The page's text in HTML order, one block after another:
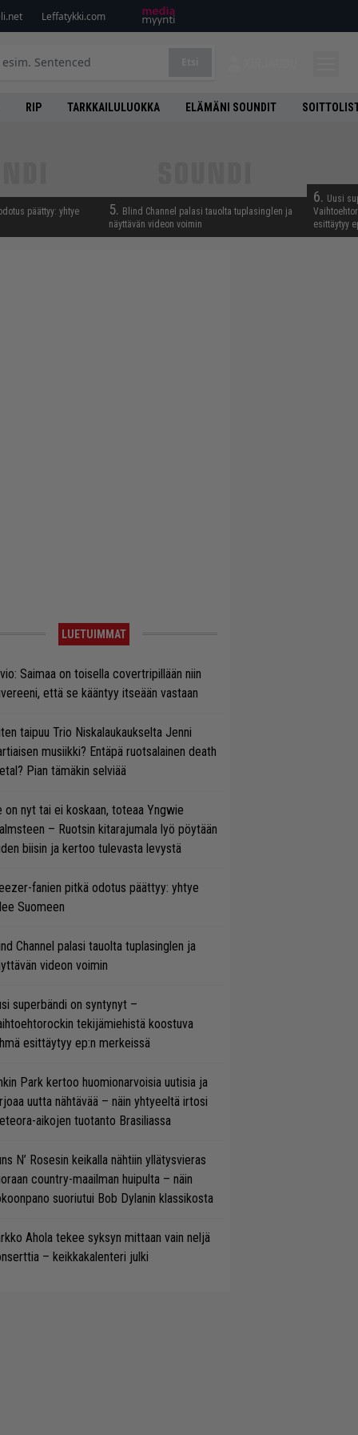
Leffatykki.com
RIP TARKKAILULUOKKA ELÄMÄNI SOUNDIT
päättyy: yhtye
5. Blind Channel palasi tauolta tuplasinglen ja
näyttävän videon voimin
6. Uusi
esittäytyy
LUETUIMMAT
Saimaa on toisella covertripillään niin
että se kääntyy itseään vastaan
taipuu Trio Niskalaukaukselta Jenni
musiikki? Entäpä ruotsalainen death
Pian tämäkin selviää
on nyt tai ei koskaan, toteaa Yngwie
– Ruotsin kitarajumala lyö pöytään
biisin ja kertoo tulevasta levystä
fanien pitkä odotus päättyy: yhtye
Suomeen
Channel palasi tauolta tuplasinglen ja
videon voimin
superbändi on syntynyt –
tekijämiehistä koostuva
esittäytyy ep:n merkeissä
Park kertoo huomionarvoisia uutisia ja
uutta nähtävää – näin yhtyeeltä irtosi
aikojen tuotanto Brasiliassa
N’ Rosesin keikalla nähtiin yllätysvieras
country-maailman huipulta – näin
suoriutui Bob Dylanin klassikosta
Ahola tekee syksyn mittaan vain neljä
– keikkakalenteri julki